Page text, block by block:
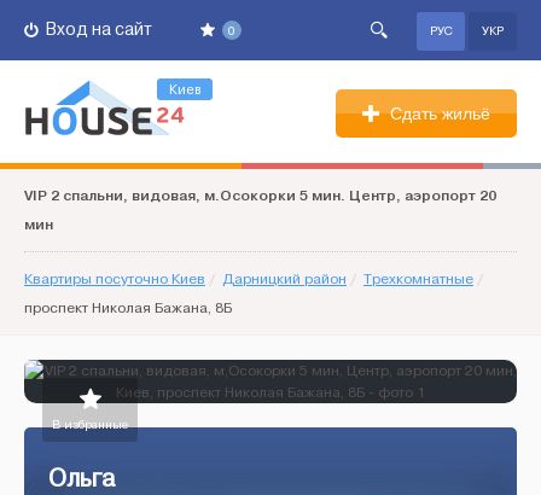
0
Вход на сайт РУС УКР
Киев
Сдать жильё
VIP 2 спальни, видовая, м.Осокорки 5 мин. Центр, аэропорт 20
мин
Квартиры посуточно Киев / Дарницкий район / Трехкомнатные /
проспект Николая Бажана, 8Б
В избранные
Ольга